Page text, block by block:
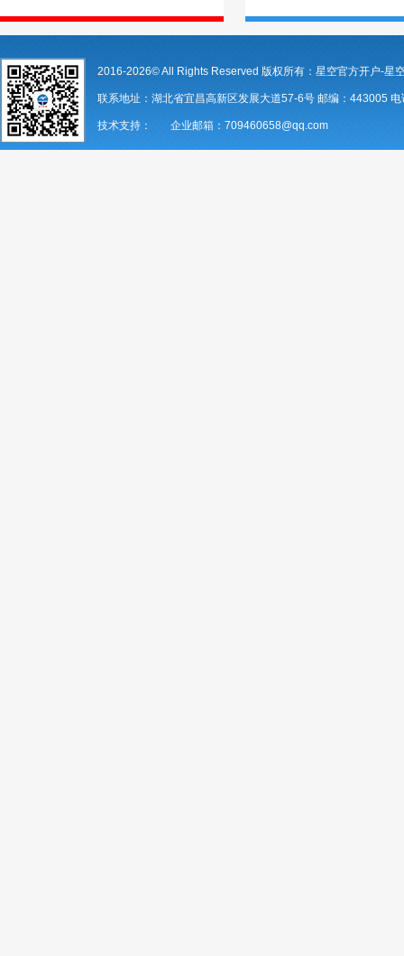
2016-2026© All Rights Reserved 版权所有：星空官方开户-星
联系地址：湖北省宜昌高新区发展大道57-6号 邮编：443005
技术支持： 企业邮箱：709460658@qq.com